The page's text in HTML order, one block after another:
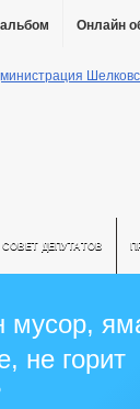
Онлайн
СОВЕТ ДЕПУТАТОВ
мусор,
не горит